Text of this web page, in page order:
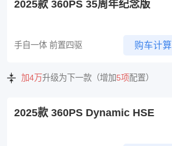
2025款 360PS 35周年纪念版
手自一体 前置四驱 购车计算
加4万升级为下一款（增加5项配置）
2025款 360PS Dynamic HSE